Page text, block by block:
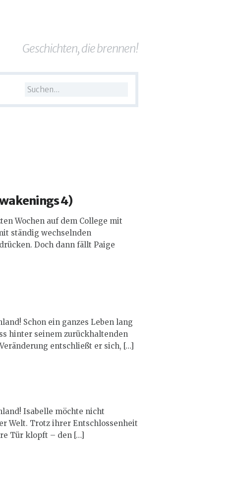
Geschichten, die brennen!
4)
Wochen auf dem College mit
ständig wechselnden
Doch dann fällt Paige
Schon ein ganzes Leben lang
hinter seinem zurückhaltenden
entschließt er sich, […]
Isabelle möchte nicht
Welt. Trotz ihrer Entschlossenheit
Tür klopft – den […]